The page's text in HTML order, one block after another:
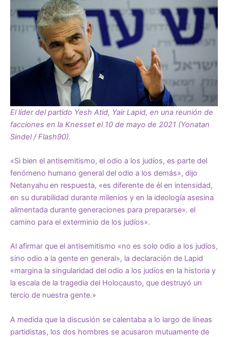
El líder del partido Yesh Atid, Yair Lapid, en una reunión de
facciones en la Knesset el 10 de mayo de 2021 (Yonatan
Sindel / Flash90).
«Si bien el antisemitismo, el odio a los judíos, es parte del
fenómeno humano general del odio a los demás», dijo
Netanyahu en respuesta, «es diferente de él en intensidad,
en su durabilidad durante milenios y en la ideología asesina
alimentada durante generaciones para prepararse». el
camino para el exterminio de los judíos».
Al afirmar que el antisemitismo «no es solo odio a los judíos,
sino odio a la gente en general», la declaración de Lapid
«margina la singularidad del odio a los judíos en la historia y
la escala de la tragedia del Holocausto, que destruyó un
tercio de nuestra gente.»
A medida que la discusión se calentaba a lo largo de líneas
partidistas, los dos hombres se acusaron mutuamente de